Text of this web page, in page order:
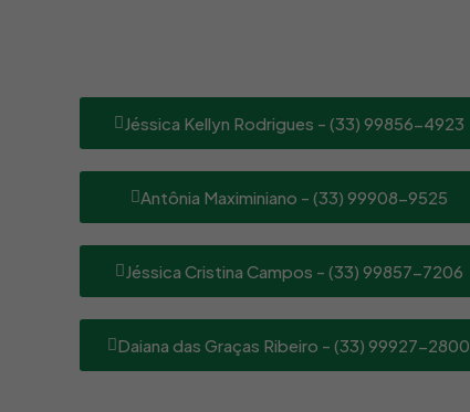
Jéssica Kellyn Rodrigues - (33) 99856-4923
Antônia Maximiniano - (33) 99908-9525
Jéssica Cristina Campos - (33) 99857-7206
Daiana das Graças Ribeiro - (33) 99927-2800